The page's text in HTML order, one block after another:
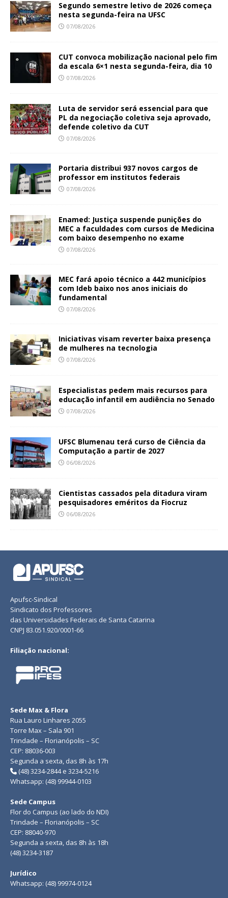
Segundo semestre letivo de 2026 começa
nesta segunda-feira na UFSC
07/08/2026
CUT convoca mobilização nacional pelo fim
da escala 6×1 nesta segunda-feira, dia 10
07/08/2026
Luta de servidor será essencial para que
PL da negociação coletiva seja aprovado,
defende coletivo da CUT
07/08/2026
Portaria distribui 937 novos cargos de
professor em institutos federais
07/08/2026
Enamed: Justiça suspende punições do
MEC a faculdades com cursos de Medicina
com baixo desempenho no exame
07/08/2026
MEC fará apoio técnico a 442 municípios
com Ideb baixo nos anos iniciais do
fundamental
07/08/2026
Iniciativas visam reverter baixa presença
de mulheres na tecnologia
07/08/2026
Especialistas pedem mais recursos para
educação infantil em audiência no Senado
07/08/2026
UFSC Blumenau terá curso de Ciência da
Computação a partir de 2027
06/08/2026
Cientistas cassados pela ditadura viram
pesquisadores eméritos da Fiocruz
06/08/2026
Apufsc-Sindical
Sindicato dos Professores
das Universidades Federais de Santa Catarina
CNPJ 83.051.920/0001-66
Filiação nacional:
Sede Max & Flora
Rua Lauro Linhares 2055
Torre Max – Sala 901
Trindade – Florianópolis – SC
CEP: 88036-003
Segunda a sexta, das 8h às 17h
(48) 3234-2844 e 3234-5216
Whatsapp: (48) 99944-0103
Sede Campus
Flor do Campus (ao lado do NDI)
Trindade – Florianópolis – SC
CEP: 88040-970
Segunda a sexta, das 8h às 18h
(48) 3234-3187
Jurídico
Whatsapp: (48) 99974-0124